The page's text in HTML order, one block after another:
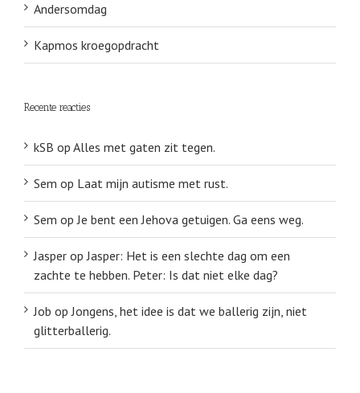
Andersomdag
Kapmos kroegopdracht
Recente reacties
kSB op Alles met gaten zit tegen.
Sem op Laat mijn autisme met rust.
Sem opJe bent een Jehova getuigen. Ga eens weg.
Jasper opJasper: Het is een slechte dag om een
zachte te hebben. Peter: Is dat niet elke dag?
Job opJongens, het idee is dat we ballerig zijn, niet
glitterballerig.